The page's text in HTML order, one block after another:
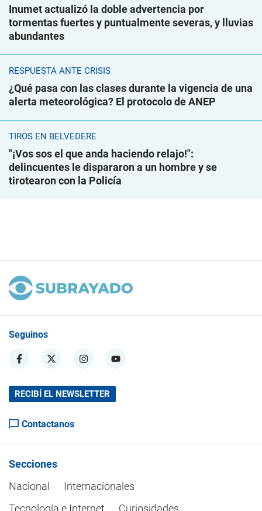
Inumet actualizó la doble advertencia por
tormentas fuertes y puntualmente severas, y lluvias
abundantes
RESPUESTA ANTE CRISIS
¿Qué pasa con las clases durante la vigencia de una
alerta meteorológica? El protocolo de ANEP
TIROS EN BELVEDERE
"¡Vos sos el que anda haciendo relajo!":
delincuentes le dispararon a un hombre y se
tirotearon con la Policía
Seguinos
RECIBÍ EL NEWSLETTER
Contactanos
Secciones
Nacional
Internacionales
Tecnología e Internet
Curiosidades